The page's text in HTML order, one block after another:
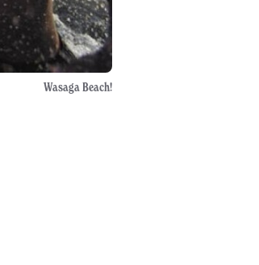
Wasaga Beach!